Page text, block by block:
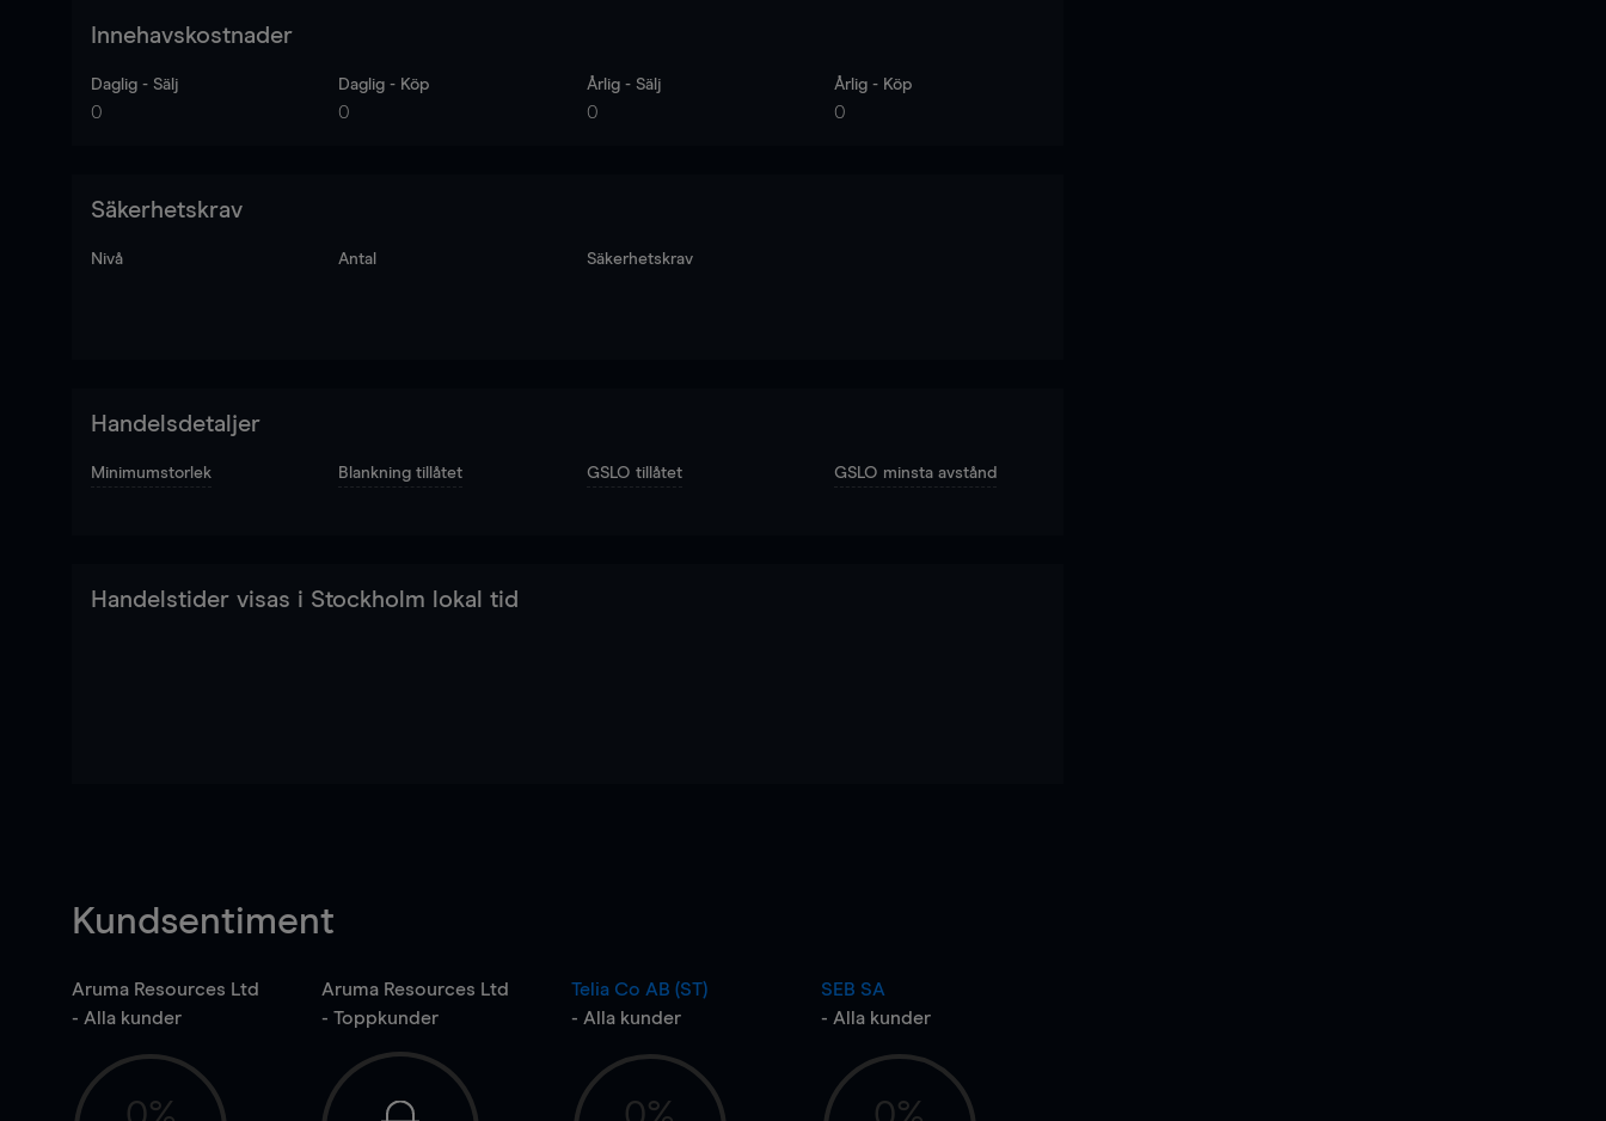
Innehavskostnader
Daglig - Sälj
0
Daglig - Köp
0
Årlig - Sälj
0
Årlig - Köp
0
Säkerhetskrav
Nivå Antal Säkerhetskrav
Handelsdetaljer
Minimumstorlek Blankning tillåtet GSLO tillåtet GSLO minsta avstånd
Handelstider visas i Stockholm lokal tid
Kundsentiment
Aruma Resources Ltd
- Alla kunder
Aruma Resources Ltd
- Toppkunder
Telia Co AB (ST)
- Alla kunder
SEB SA
- Alla kunder